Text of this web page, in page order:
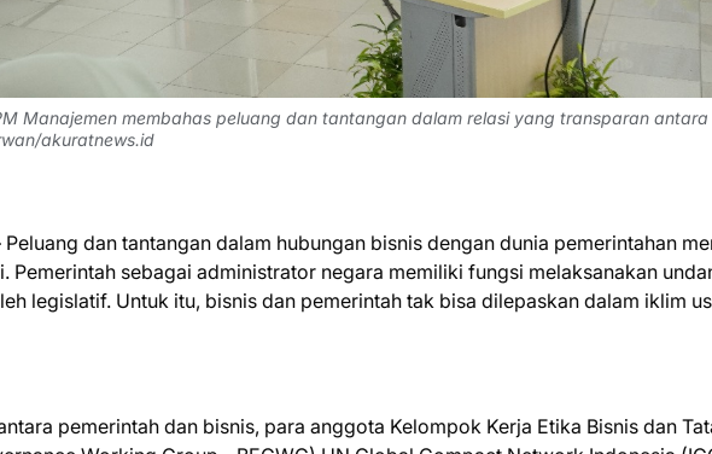
Manajemen membahas peluang dan tantangan dalam relasi yang transparan antara
akuratnews.id
Peluang dan tantangan dalam hubungan bisnis dengan dunia pemerintahan
Pemerintah sebagai administrator negara memiliki fungsi melaksanakan
legislatif. Untuk itu, bisnis dan pemerintah tak bisa dilepaskan dalam iklim
pemerintah dan bisnis, para anggota Kelompok Kerja Etika Bisnis dan